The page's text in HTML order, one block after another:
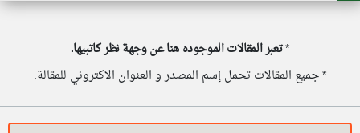
*تعبر المقالات الموجوده هنا عن وجهة نظر كاتبيها.
* جميع المقالات تحمل إسم المصدر و العنوان الاكتروني للمقالة.